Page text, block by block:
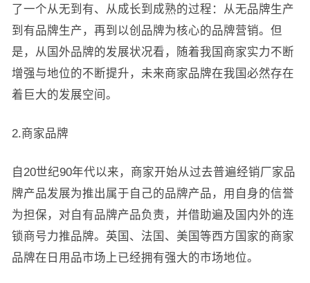
了一个从无到有、从成长到成熟的过程：从无品牌生产
到有品牌生产，再到以创品牌为核心的品牌营销。但
是，从国外品牌的发展状况看，随着我国商家实力不断
增强与地位的不断提升，未来商家品牌在我国必然存在
着巨大的发展空间。
2.商家品牌
自20世纪90年代以来，商家开始从过去普遍经销厂家品
牌产品发展为推出属于自己的品牌产品，用自身的信誉
为担保，对自有品牌产品负责，并借助遍及国内外的连
锁商号力推品牌。英国、法国、美国等西方国家的商家
品牌在日用品市场上已经拥有强大的市场地位。